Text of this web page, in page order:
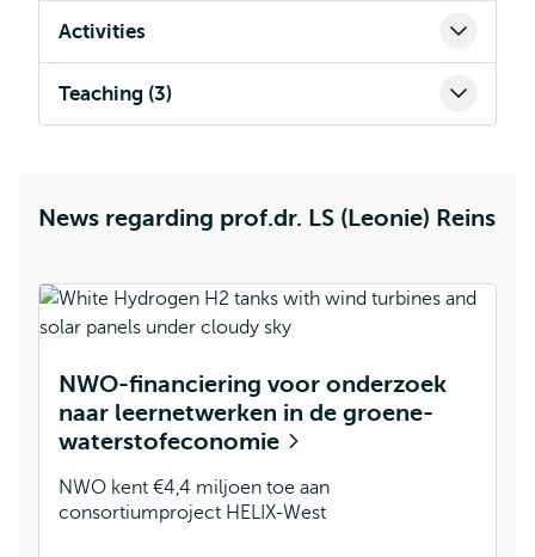
Activities
Teaching (3)
News regarding prof.dr. LS (Leonie) Reins
NWO-financiering voor onderzoek
naar leernetwerken in de groene-
waterstofeconomie
NWO kent €4,4 miljoen toe aan
consortiumproject HELIX-West